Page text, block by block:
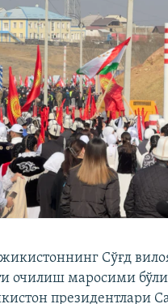
Сўғд
очилиш маросими
президентлари